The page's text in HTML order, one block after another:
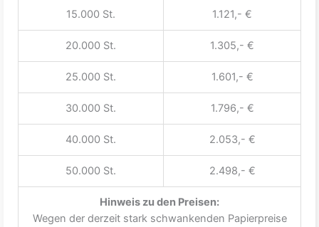
15.000 St. 1.121,- €
20.000 St. 1.305,- €
25.000 St. 1.601,- €
30.000 St. 1.796,- €
40.000 St. 2.053,- €
50.000 St. 2.498,- €
Hinweis zu den Preisen:
Wegen der derzeit stark schwankenden Papierpreise